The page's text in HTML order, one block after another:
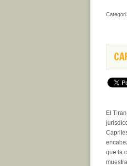
El
que la